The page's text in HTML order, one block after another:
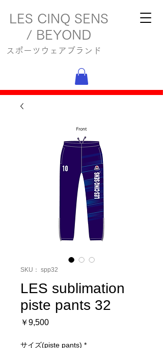
LES CINQ SENS
/ BEYOND
スポーツウェアブランド
SKU： spp32
LES sublimation
piste pants 32
￥9,500価
サイズ(piste pants) *